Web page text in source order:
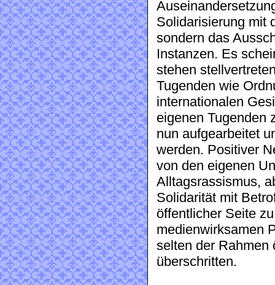
Solidarisierung mit
sondern das
Instanzen. Es
stehen
Tugenden wie
internationalen
eigenen Tugenden
nun aufgearbeitet
werden. Positiver
von den eigenen
Alltagsrassismus,
Solidarität mit
öffentlicher Seite
medienwirksamen
selten der Rahmen
überschritten.